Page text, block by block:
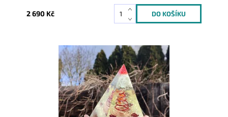
2 690 Kč
Dostupnost:
Skladem
8080